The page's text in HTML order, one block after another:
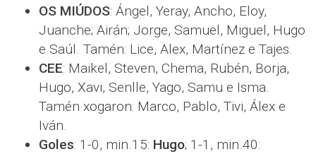
OS MIÚDOS: Ángel, Yeray, Ancho, Eloy,
Juanche; Airán; Jorge, Samuel, Miguel, Hugo
e Saúl. Tamén: Lice, Alex, Martínez e Tajes.
CEE: Maikel, Steven, Chema, Rubén, Borja,
Hugo, Xavi, Senlle, Yago, Samu e Isma.
Tamén xogaron: Marco, Pablo, Tivi, Álex e
Iván.
Goles: 1-0, min.15: Hugo; 1-1, min.40: